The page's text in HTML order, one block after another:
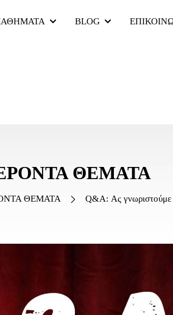
BLOG
ΘΕΜΑΤΑ
ΘΕΜΑΤΑ Q&A: Ας γνωριστούμε